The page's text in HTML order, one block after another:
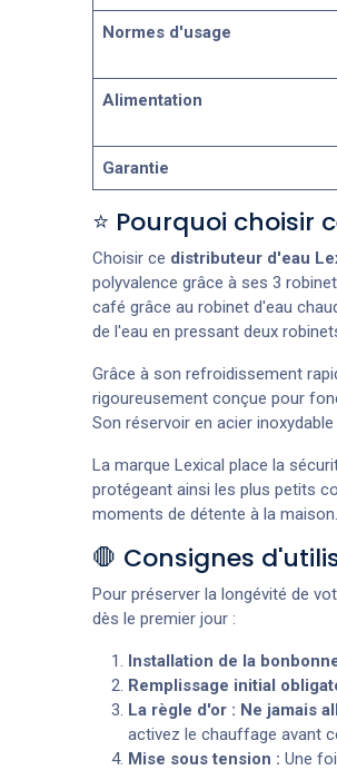
Normes d'usage
Alimentation
Garantie
⭐ Pourquoi choisir
Choisir ce distributeur d'eau
polyvalence grâce à ses 3
café grâce au robinet d'eau
de l'eau en pressant deux
Grâce à son refroidissement
rigoureusement conçue pour
Son réservoir en acier
La marque Lexical place la
protégeant ainsi les plus petits
moments de détente à la maison.
🛑 Consignes
Pour préserver la longévité de
dès le premier jour :
Installation de la
Remplissage initial
La règle d'or : Ne jamais
activez le chauffage avant
Mise sous tension : Une